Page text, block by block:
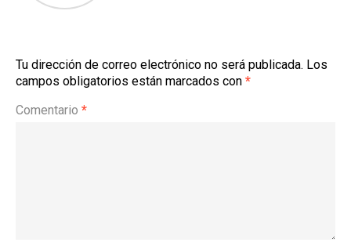
Tu dirección de correo electrónico no será publicada. Los
campos obligatorios están marcados con *
Comentario *